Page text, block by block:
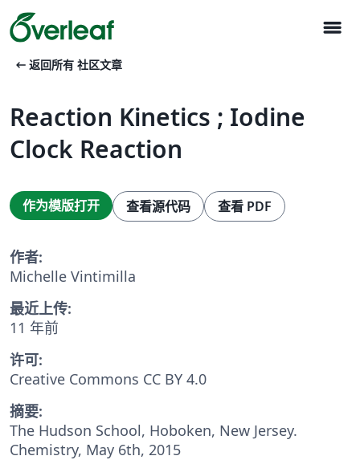
menu
arrow_left_alt 返回所有 社区文章
Reaction Kinetics ; Iodine
Clock Reaction
作为模版打开 查看源代码 查看 PDF
作者:
Michelle Vintimilla
最近上传:
11 年前
许可:
Creative Commons CC BY 4.0
摘要:
The Hudson School, Hoboken, New Jersey.
Chemistry, May 6th, 2015